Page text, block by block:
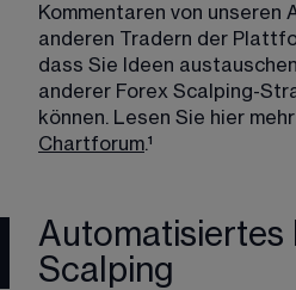
Kommentaren von unseren
anderen Tradern der
dass Sie Ideen
anderer Forex Scalping-
können. Lesen Sie hier
Chartforum.​¹
Automatisiertes
Scalping